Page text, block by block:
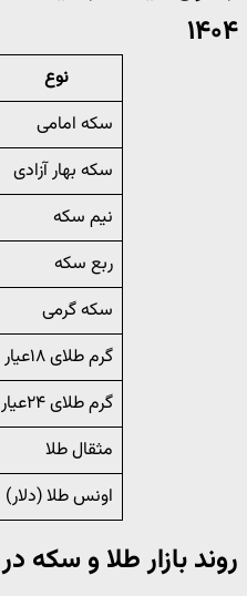
۱۴۰۴
نوع
سکه امامی
سکه بهار آزادی
نیم سکه
ربع سکه
سکه گرمی
گرم طلای ۱۸عیار
گرم طلای ۲۴عیار
مثقال طلا
اونس طلا (دلار)
روند بازار طلا و سکه در ۲۰ شهریورماه